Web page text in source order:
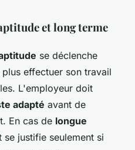
et long terme
se déclenche
effectuer son travail
L'employeur doit
adapté avant de
En cas de longue
se justifie seulement si